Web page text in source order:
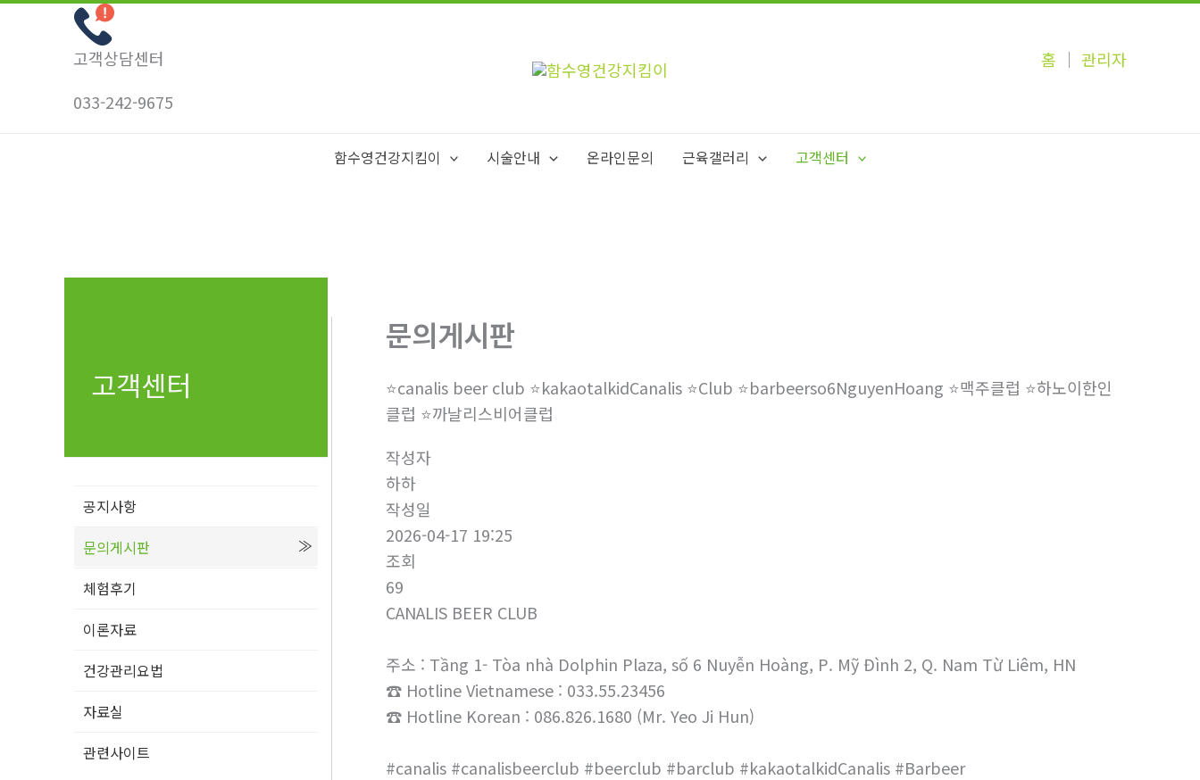
콘
고객상담센터
033-242-9675
홈 │ 관리자
함수영건강지킴이 시술안내 온라인문의 근육갤러리 고객센터
고객센터
공지사항
문의게시판
체험후기
이론자료
건강관리요법
자료실
관련사이트
문의게시판
⭐️canalis beer club ⭐️kakaotalkidCanalis ⭐️Club ⭐️barbeerso6NguyenHoang ⭐️맥주클럽 ⭐️하노이한인
클럽 ⭐️까날리스비어클럽
작성자
하하
작성일
2026-04-17 19:25
조회
69
CANALIS BEER CLUB
주소 : Tầng 1- Tòa nhà Dolphin Plaza, số 6 Nuyễn Hoàng, P. Mỹ Đình 2, Q. Nam Từ Liêm, HN
☎ Hotline Vietnamese : 033.55.23456
☎ Hotline Korean : 086.826.1680 (Mr. Yeo Ji Hun)
#canalis #canalisbeerclub #beerclub #barclub #kakaotalkidCanalis #Barbeer